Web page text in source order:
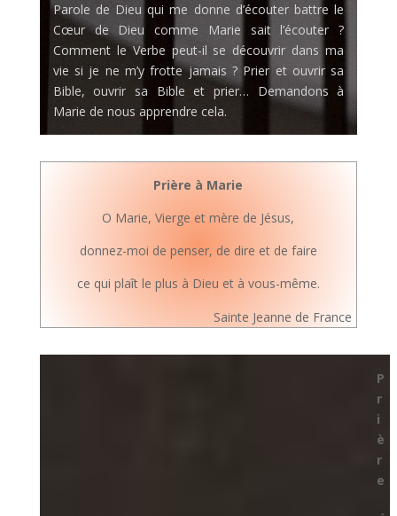
Parole de Dieu qui me donne d’écouter battre le
Cœur de Dieu comme Marie sait l’écouter ?
Comment le Verbe peut-il se découvrir dans ma
vie si je ne m’y frotte jamais ? Prier et ouvrir sa
Bible, ouvrir sa Bible et prier… Demandons à
Marie de nous apprendre cela.
Prière à Marie
O Marie, Vierge et mère de Jésus,
donnez-moi de penser, de dire et de faire
ce qui plaît le plus à Dieu et à vous-même.
Sainte Jeanne de France
P
r
i
è
r
e